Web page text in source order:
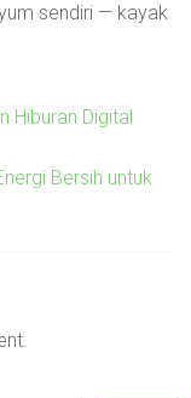
sendiri — kayak
Hiburan Digital
Bersih untuk